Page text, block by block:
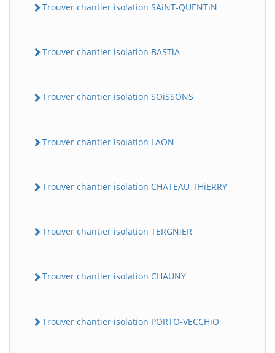
Trouver chantier isolation SAiNT-QUENTiN
Trouver chantier isolation BASTiA
Trouver chantier isolation SOiSSONS
Trouver chantier isolation LAON
Trouver chantier isolation CHATEAU-THiERRY
Trouver chantier isolation TERGNiER
Trouver chantier isolation CHAUNY
Trouver chantier isolation PORTO-VECCHiO